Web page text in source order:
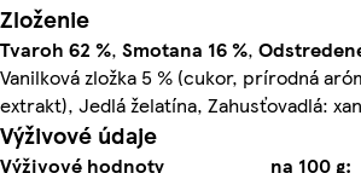
Zloženie
Tvaroh 62 %, Smotana 16 %,
Vanilková zložka 5 % (cukor, prírodná
extrakt), Jedlá želatína, Zahusťovadlá:
Výživové údaje
Výživové hodnoty
na 100 g: